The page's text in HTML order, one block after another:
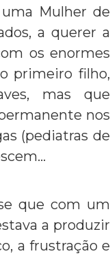
Mulher de
a querer a
os enormes
primeiro filho,
mas que
nos
(pediatras de
que com um
a produzir
a frustração e